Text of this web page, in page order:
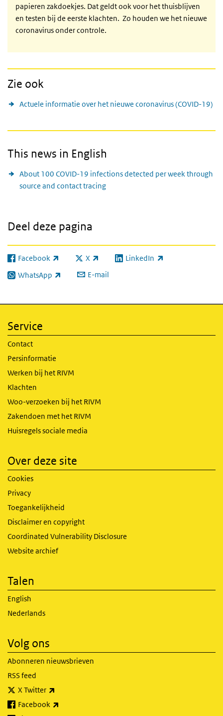
papieren zakdoekjes. Dat geldt ook voor het thuisblijven
en testen bij de eerste klachten. Zo houden we het nieuwe
coronavirus onder controle.
Zie ook
Actuele informatie over het nieuwe coronavirus (COVID-19)
This news in English
About 100 COVID-19 infections detected per week through
source and contact tracing
Deel deze pagina
Facebook
(externe link) X
(externe link) LinkedIn
(externe link)
WhatsApp
(externe link) E-mail
Service
Contact
Persinformatie
Werken bij het RIVM
Klachten
Woo-verzoeken bij het RIVM
Zakendoen met het RIVM
Huisregels sociale media
Over deze site
Cookies
Privacy
Toegankelijkheid
Disclaimer en copyright
Coordinated Vulnerability Disclosure
Website archief
Talen
English
Nederlands
Volg ons
Abonneren nieuwsbrieven
RSS feed
X Twitter
Facebook